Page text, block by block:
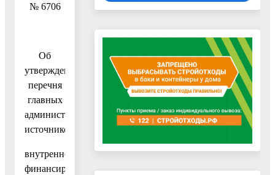
№ 6706
Об
утверждении
перечня
главных
администраторов
источников
внутреннего
финансирования